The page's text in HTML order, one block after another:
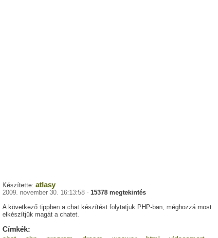
Készítette: atlasy
2009. november 30. 16:13:58 - 15378 megtekintés
A következő tippben a chat készítést folytatjuk PHP-ban, méghozzá most
elkészítjük magát a chatet.
Címkék: